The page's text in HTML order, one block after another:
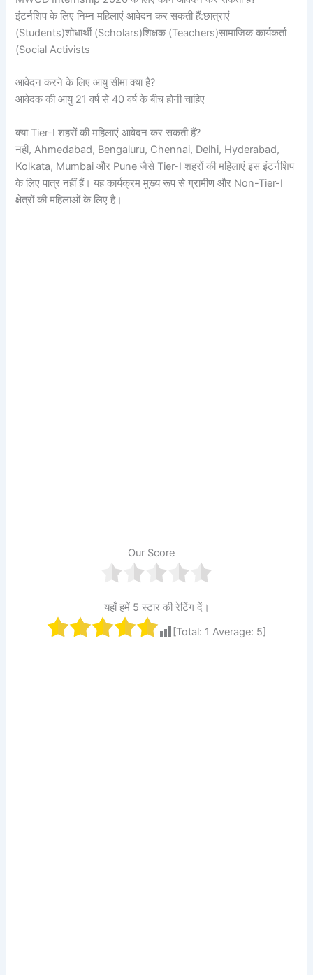
इंटर्नशिप के लिए निम्न महिलाएं आवेदन कर सकती हैं:छात्राएं
(Students)शोधार्थी (Scholars)शिक्षक (Teachers)सामाजिक कार्यकर्ता
(Social Activists
आवेदन करने के लिए आयु सीमा क्या है?
आवेदक की आयु 21 वर्ष से 40 वर्ष के बीच होनी चाहिए
क्या Tier-I शहरों की महिलाएं आवेदन कर सकती हैं?
नहीं, Ahmedabad, Bengaluru, Chennai, Delhi, Hyderabad,
Kolkata, Mumbai और Pune जैसे Tier-I शहरों की महिलाएं इस इंटर्नशिप
के लिए पात्र नहीं हैं। यह कार्यक्रम मुख्य रूप से ग्रामीण और Non-Tier-I
क्षेत्रों की महिलाओं के लिए है।
Our Score
यहाँ हमें 5 स्टार की रेटिंग दें।
[Total: 1 Average: 5]